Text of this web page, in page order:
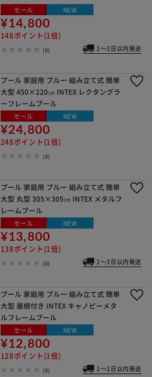
セール NEW
¥14,800
148ポイント(1倍)
(0) 1～3日以内発送
プール 家庭用 ブルー 組み立て式 簡単
大型 450×220㎝ INTEX レクタングラ
ーフレームプール
セール NEW
¥24,800
248ポイント(1倍)
(0)
プール 家庭用 ブルー 組み立て式 簡単
大型 丸型 305×305㎝ INTEX メタルフ
レームプール
セール NEW
¥13,800
138ポイント(1倍)
(0) 1～3日以内発送
プール 家庭用 ブルー 組み立て式 簡単
大型 屋根付き INTEX キャノピーメタ
ルフレームプール
セール NEW
¥12,800
128ポイント(1倍)
(0) 1～3日以内発送